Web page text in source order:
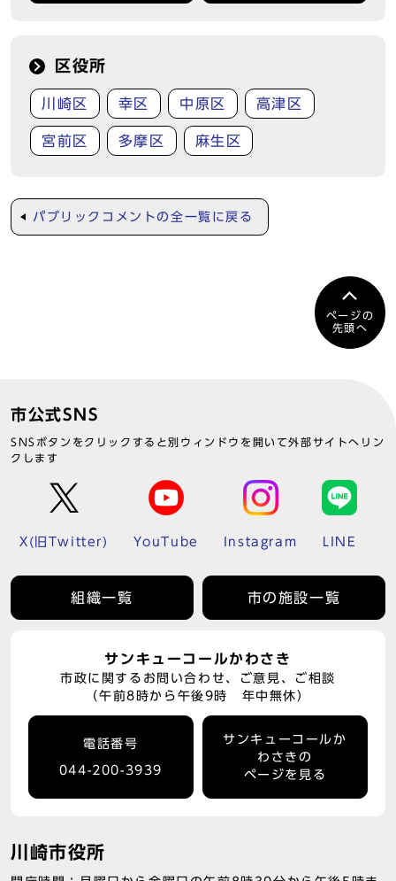
区役所
川崎区 幸区 中原区 高津区
宮前区 多摩区 麻生区
パブリックコメントの全一覧に戻る
ページの
先頭へ
市公式SNS
SNSボタンをクリックすると別ウィンドウを開いて外部サイトへリン
クします
X(旧Twitter) YouTube Instagram LINE
組織一覧 市の施設一覧
サンキューコールかわさき
市政に関するお問い合わせ、ご意見、ご相談
（午前8時から午後9時 年中無休）
電話番号
044-200-3939
サンキューコールか
わさきの
ページを見る
川崎市役所